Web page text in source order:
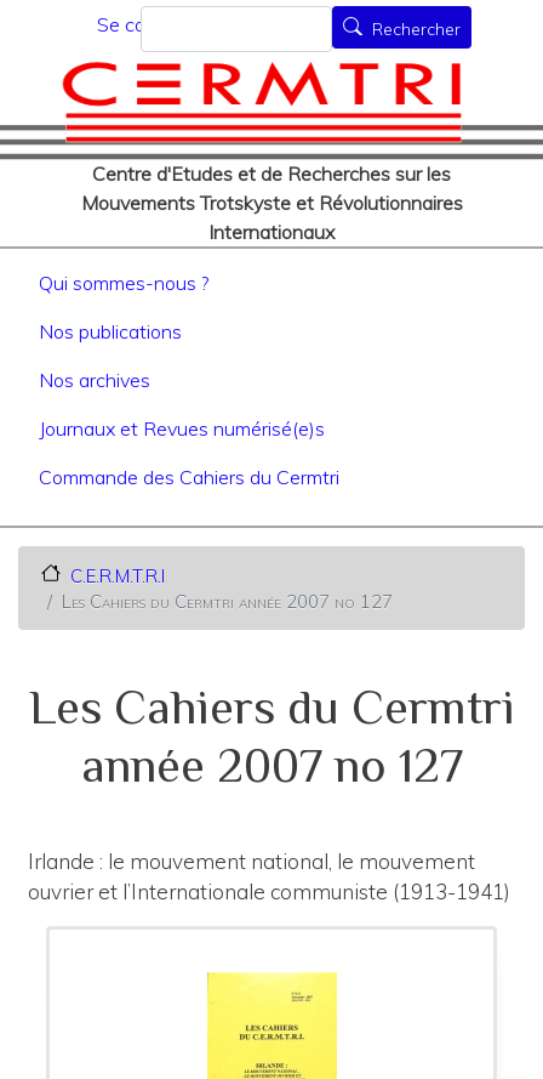
au
contenu
principal
Menu du compte de
Se connecter
Centre d'Etudes et de Recherches sur les
Mouvements Trotskyste et Révolutionnaires
Internationaux
Rechercher Rechercher
Navigation principale
Qui sommes-nous ?
Nos publications
Nos archives
Journaux et Revues numérisé(e)s
Commande des Cahiers du Cermtri
C.E.R.M.T.R.I
Les Cahiers du Cermtri année 2007 no 127
Les Cahiers du Cermtri
année 2007 no 127
Irlande : le mouvement national, le mouvement
ouvrier et l’Internationale communiste (1913-1941)